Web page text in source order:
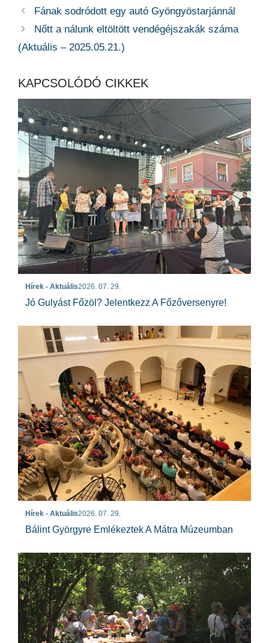
Fának sodródott egy autó Gyöngyöstarjánnál
Nőtt a nálunk eltöltött vendégéjszakák száma
(Aktuális – 2025.05.21.)
KAPCSOLÓDÓ CIKKEK
Hírek - Aktuális2026. 07. 29.
Jó Gulyást Főzöl? Jelentkezz A Főzőversenyre!
Hírek - Aktuális2026. 07. 29.
Bálint Györgyre Emlékeztek A Mátra Múzeumban